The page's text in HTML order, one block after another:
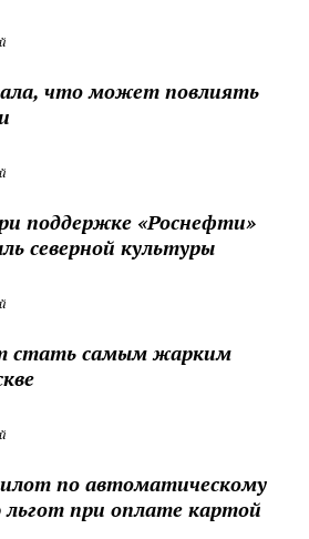
что может повлиять
поддержке «Роснефти»
северной культуры
стать самым жарким
по автоматическому
при оплате картой